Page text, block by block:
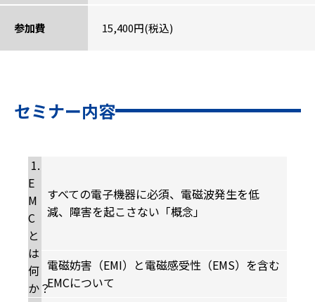
参加費 15,400円(税込)
セミナー内容
1.
E
M
C
と
は
何
か？
すべての電子機器に必須、電磁波発生を低
減、障害を起こさない「概念」
電磁妨害（EMI）と電磁感受性（EMS）を含む
EMCについて